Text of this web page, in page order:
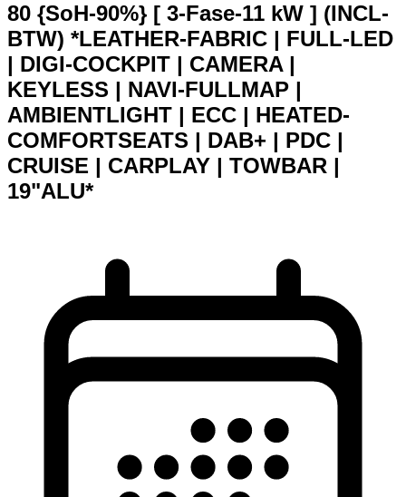
80 {SoH-90%} [ 3-Fase-11 kW ] (INCL-
BTW) *LEATHER-FABRIC | FULL-LED
| DIGI-COCKPIT | CAMERA |
KEYLESS | NAVI-FULLMAP |
AMBIENTLIGHT | ECC | HEATED-
COMFORTSEATS | DAB+ | PDC |
CRUISE | CARPLAY | TOWBAR |
19"ALU*